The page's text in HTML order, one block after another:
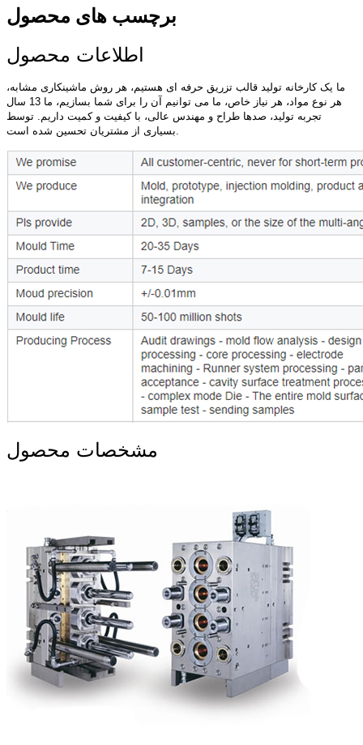
برچسب های محصول
اطلاعات محصول
ما یک کارخانه تولید قالب تزریق حرفه ای هستیم، هر روش ماشینکاری مشابه،
هر نوع مواد، هر نیاز خاص، ما می توانیم آن را برای شما بسازیم، ما 13 سال
تجربه تولید، صدها طراح و مهندس عالی، با کیفیت و کمیت داریم. توسط
بسیاری از مشتریان تحسین شده است.
مشخصات محصول